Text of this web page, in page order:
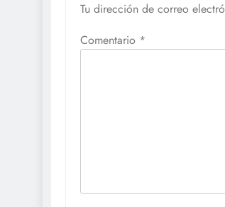
Tu dirección de correo
Comentario *